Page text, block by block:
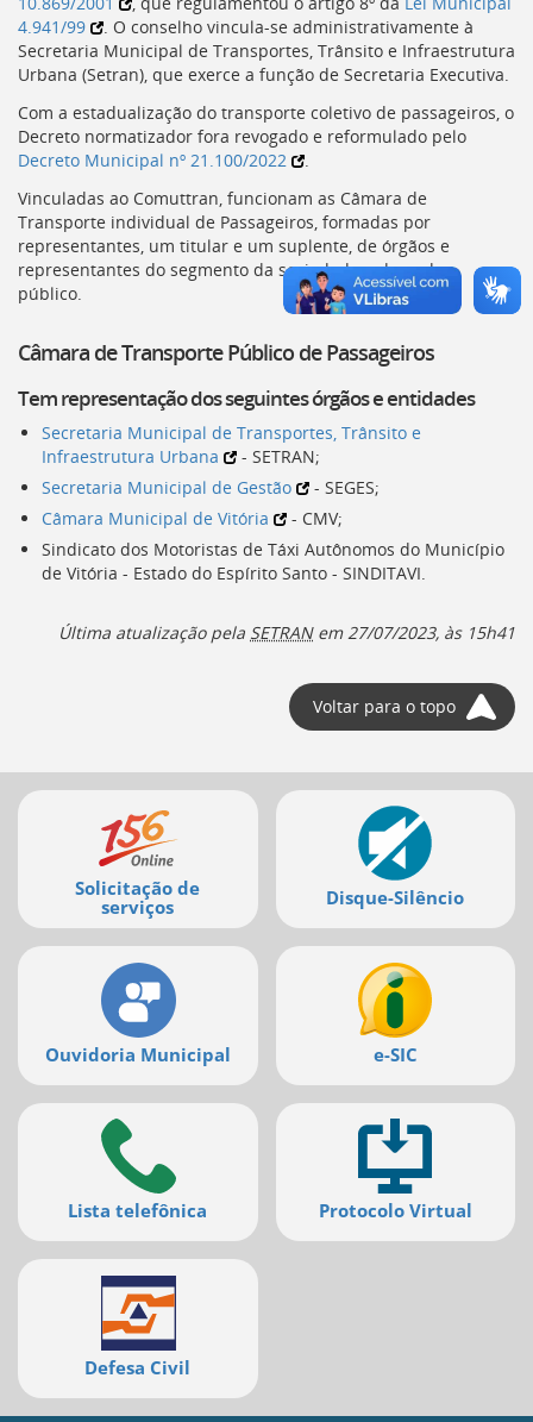
para
o
conteúdo
desta
página
[]
Ir
a
busca
[]
Voltar
para
início
menu
[]
4.941/99
. O conselho vincula-se administrativamente à
Secretaria Municipal de Transportes, Trânsito e Infraestrutura
Urbana (Setran), que exerce a função de Secretaria Executiva.
Com a estadualização do transporte coletivo de passageiros, o
Decreto normatizador fora revogado e reformulado pelo
Decreto Municipal nº 21.100/2022
Vinculadas ao Comuttran , funcionam as Câmara de
Transporte individual de Passageiros, formadas por
representantes, um titular e um suplente, de órgãos e
representantes do segmento da sociedade e do poder
público.
Câmara de Transporte Público de Passageiros
Tem representação dos seguintes órgãos e entidades
Secretaria Municipal de Transportes, Trânsito e
Infraestrutura Urbana
- SETRAN;
Secretaria Municipal de Gestão
- SEGES;
Câmara Municipal de Vitória
- CMV;
Sindicato dos Motoristas de Táxi Autônomos do Município
de Vitória - Estado do Espírito Santo - SINDITAVI
Última atualização pela SETRANem 27/07/2023, às 15h41
Voltar para o topo
Mais
serviços
Solicitação de
serviços
Disque-Silêncio
Ouvidoria Municipal e-SIC
Lista telefônica Protocolo Virtual
Defesa Civil